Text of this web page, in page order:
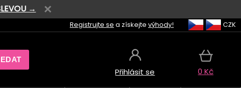
→
Registrujte se a získejte výhody! CZK
Přihlásit se 0 Kč